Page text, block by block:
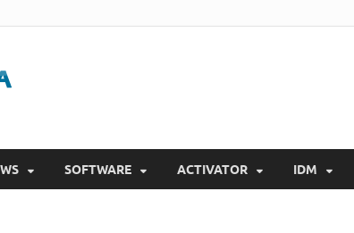
SOFTWARE ACTIVATOR IDM